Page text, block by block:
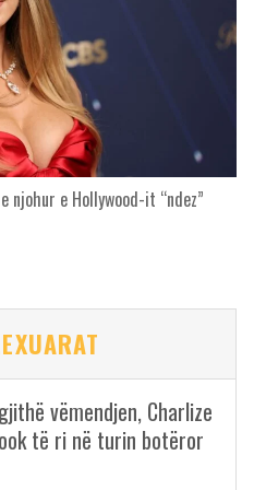
njohur e Hollywood-it “ndez”
vëmendjen, Charlize
të ri në turin botëror